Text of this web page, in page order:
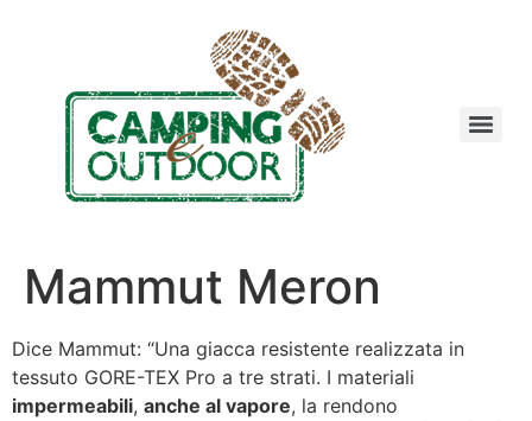
Mammut Meron
Dice Mammut: “Una giacca resistente realizzata in
tessuto GORE-TEX Pro a tre strati. I materiali
impermeabili, anche al vapore, la rendono